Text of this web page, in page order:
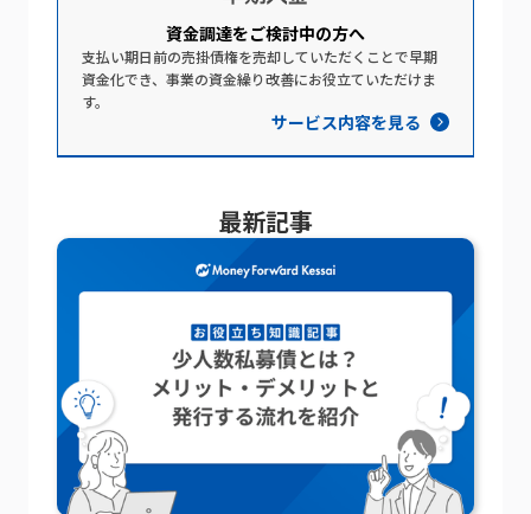
資金調達を​ご検討中の​方​へ​
支払い期日前の売掛債権を売却していただくことで早期
資金化でき、事業の資金繰り改善にお役立ていただけま
す。
サービス内容を見る
最新記事